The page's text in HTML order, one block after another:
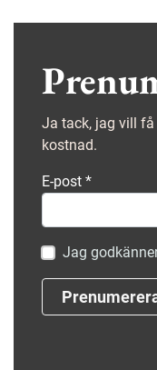
Ja tack, jag vill
kostnad.
E-post *
Jag